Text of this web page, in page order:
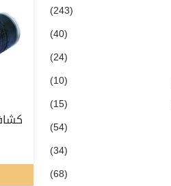
كشاف
(243)
(40)
(24)
(10)
(15)
(54)
(34)
(68)